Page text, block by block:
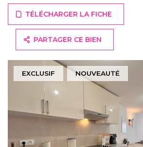
TÉLÉCHARGER LA FICHE
PARTAGER CE BIEN
EXCLUSIF NOUVEAUTÉ